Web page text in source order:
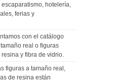
hotelería,
ferias y
con el catálogo
real o figuras
y fibra de vidrio.
figuras a tamaño real,
de resina están